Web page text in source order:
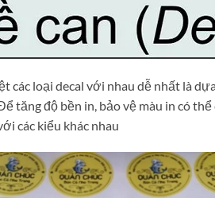
các loại decal với nhau dễ nhất là
tăng độ bền in, bảo vệ màu in có
các kiểu khác nhau